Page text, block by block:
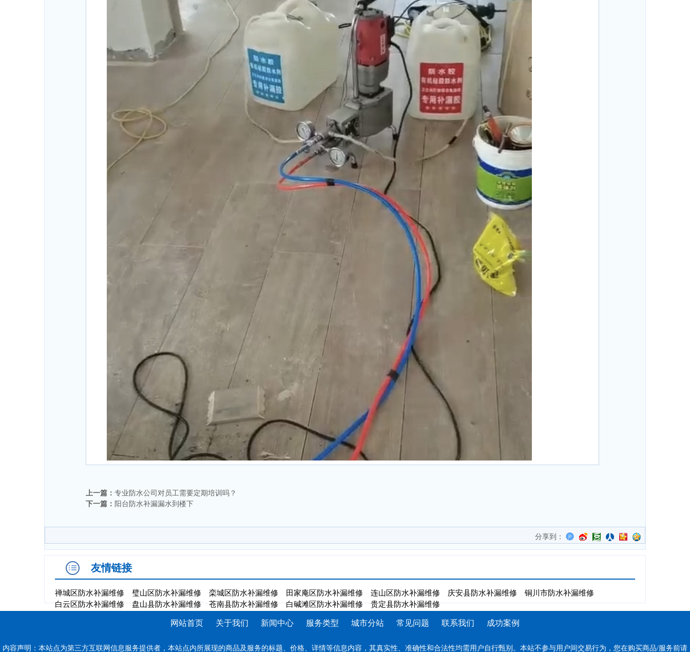
上一篇： 专业防水公司对员工需要定期培训吗？
下一篇： 阳台防水补漏漏水到楼下
分享到：
友情链接
禅城区防水补漏维修 璧山区防水补漏维修 栾城区防水补漏维修 田家庵区防水补漏维修 连山区防水补漏维修 庆安县防水补漏维修
铜川市防水补漏维修
白云区防水补漏维修
盘山县防水补漏维修 苍南县防水补漏维修 白碱滩区防水补漏维修 贵定县防水补漏维修
网站首页 关于我们 新闻中心 服务类型 城市分站 常见问题 联系我们 成功案例
内容声明：本站点为第三方互联网信息服务提供者，本站点内所展现的商品及服务的标题、价格、详情等信息内容，其真实性、准确性和合法性均需用户自行甄别。本站不参与用户间交易行为，您在购买商品/服务前请